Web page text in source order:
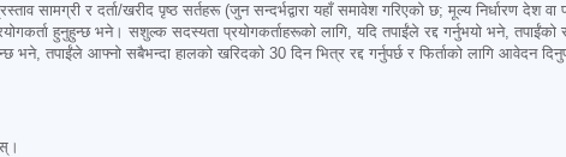
र दर्ता/खरीद पृष्ठ सर्तहरू (जुन सन्दर्भद्वारा यहाँ समावेश गरिएको छ; मूल्य निर्धारण देश वा
हुनुहुन्छ भने। सशुल्क सदस्यता प्रयोगकर्ताहरूको लागि, यदि तपाईंले रद्द गर्नुभयो भने,
तपाईंले आफ्नो सबैभन्दा हालको खरिदको 30 दिन भित्र रद्द गर्नुपर्छ र फिर्ताको लागि आवेदन